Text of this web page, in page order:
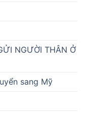
NGƯỜI THÂN Ở
sang Mỹ